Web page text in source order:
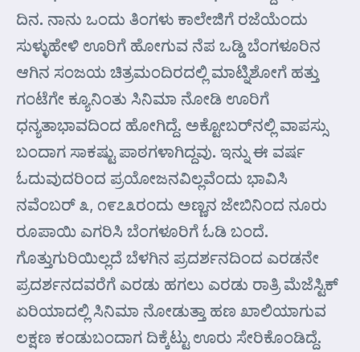
ದಿನ. ನಾನು ಒಂದು ತಿಂಗಳು ಕಾಲೇಜಿಗೆ ರಜೆಯೆಂದು
ಸುಳ್ಳುಹೇಳಿ ಊರಿಗೆ ಹೋಗುವ ನೆಪ ಒಡ್ಡಿ ಬೆಂಗಳೂರಿನ
ಆಗಿನ ಸಂಜಯ ಚಿತ್ರಮಂದಿರದಲ್ಲಿ ಮಾಟ್ನಿಶೋಗೆ ಹತ್ತು
ಗಂಟೆಗೇ ಕ್ಯೂನಿಂತು ಸಿನಿಮಾ ನೋಡಿ ಊರಿಗೆ
ಧನ್ಯತಾಭಾವದಿಂದ ಹೋಗಿದ್ದೆ. ಅಕ್ಟೋಬರ್‌ನಲ್ಲಿ ವಾಪಸ್ಸು
ಬಂದಾಗ ಸಾಕಷ್ಟು ಪಾಠಗಳಾಗಿದ್ದವು. ಇನ್ನು ಈ ವರ್ಷ
ಓದುವುದರಿಂದ ಪ್ರಯೋಜನವಿಲ್ಲವೆಂದು ಭಾವಿಸಿ
ನವೆಂಬರ್ ೩, ೧೯೭೩ರಂದು ಅಣ್ಣನ ಜೇಬಿನಿಂದ ನೂರು
ರೂಪಾಯಿ ಎಗರಿಸಿ ಬೆಂಗಳೂರಿಗೆ ಓಡಿ ಬಂದೆ.
ಗೊತ್ತುಗುರಿಯಿಲ್ಲದೆ ಬೆಳಗಿನ ಪ್ರದರ್ಶನದಿಂದ ಎರಡನೇ
ಪ್ರದರ್ಶನದವರೆಗೆ ಎರಡು ಹಗಲು ಎರಡು ರಾತ್ರಿ ಮೆಜೆಸ್ಟಿಕ್
ಏರಿಯಾದಲ್ಲಿ ಸಿನಿಮಾ ನೋಡುತ್ತಾ ಹಣ ಖಾಲಿಯಾಗುವ
ಲಕ್ಷಣ ಕಂಡುಬಂದಾಗ ದಿಕ್ಕೆಟ್ಟು ಊರು ಸೇರಿಕೊಂಡಿದ್ದೆ.